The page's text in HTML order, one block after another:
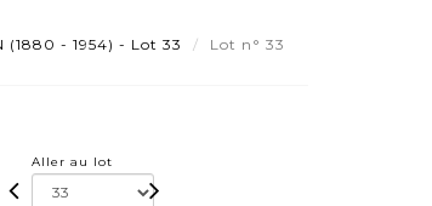
(1880 - 1954) - Lot 33 Lot n° 33
Aller au lot